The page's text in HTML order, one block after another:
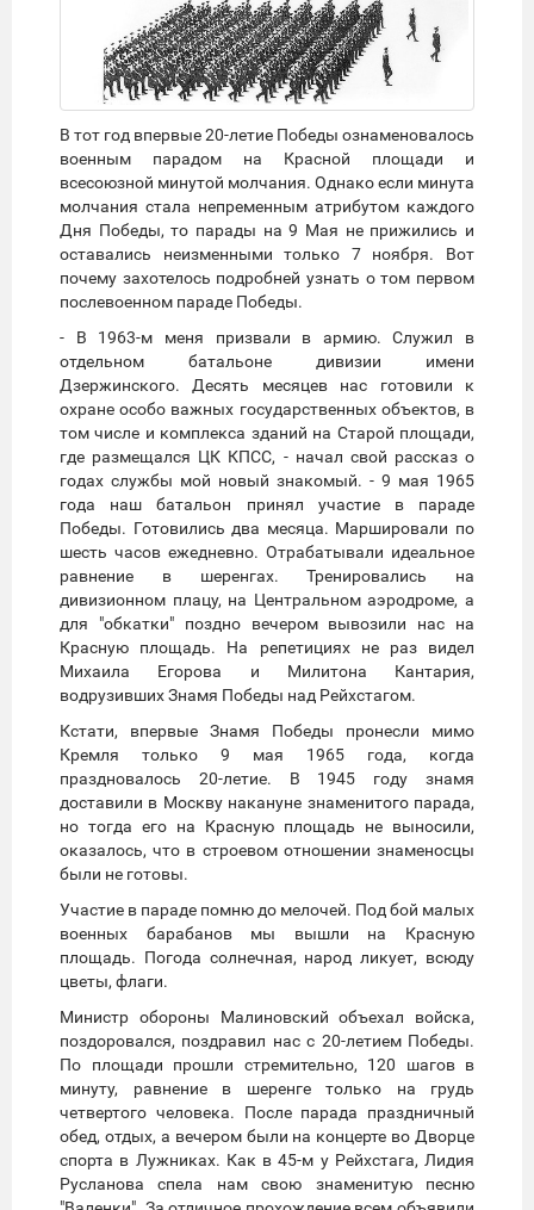
В тот год впервые 20-летие Победы ознаменовалось
военным парадом на Красной площади и
всесоюзной минутой молчания. Однако если минута
молчания стала непременным атрибутом каждого
Дня Победы, то парады на 9 Мая не прижились и
оставались неизменными только 7 ноября. Вот
почему захотелось подробней узнать о том первом
послевоенном параде Победы.
- В 1963-м меня призвали в армию. Служил в
отдельном батальоне дивизии имени
Дзержинского. Десять месяцев нас готовили к
охране особо важных государственных объектов, в
том числе и комплекса зданий на Старой площади,
где размещался ЦК КПСС, - начал свой рассказ о
годах службы мой новый знакомый. - 9 мая 1965
года наш батальон принял участие в параде
Победы. Готовились два месяца. Маршировали по
шесть часов ежедневно. Отрабатывали идеальное
равнение в шеренгах. Тренировались на
дивизионном плацу, на Центральном аэродроме, а
для "обкатки" поздно вечером вывозили нас на
Красную площадь. На репетициях не раз видел
Михаила Егорова и Милитона Кантария,
водрузивших Знамя Победы над Рейхстагом.
Кстати, впервые Знамя Победы пронесли мимо
Кремля только 9 мая 1965 года, когда
праздновалось 20-летие. В 1945 году знамя
доставили в Москву накануне знаменитого парада,
но тогда его на Красную площадь не выносили,
оказалось, что в строевом отношении знаменосцы
были не готовы.
Участие в параде помню до мелочей. Под бой малых
военных барабанов мы вышли на Красную
площадь. Погода солнечная, народ ликует, всюду
цветы, флаги.
Министр обороны Малиновский объехал войска,
поздоровался, поздравил нас с 20-летием Победы.
По площади прошли стремительно, 120 шагов в
минуту, равнение в шеренге только на грудь
четвертого человека. После парада праздничный
обед, отдых, а вечером были на концерте во Дворце
спорта в Лужниках. Как в 45-м у Рейхстага, Лидия
Русланова спела нам свою знаменитую песню